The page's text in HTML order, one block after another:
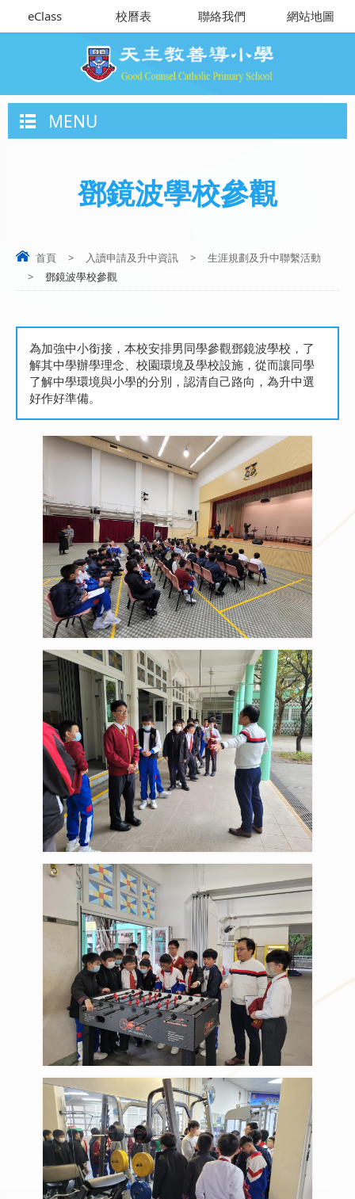
eClass 校曆表 聯絡我們 網站地圖
MENU
鄧鏡波學校參觀
首頁 > 入讀申請及升中資訊 >
生涯規劃及升中聯繫活動
>
鄧鏡波學校參觀
為加強中小銜接，本校安排男同學參觀鄧鏡波學校，了
解其中學辦學理念、校園環境及學校設施，從而讓同學
了解中學環境與小學的分別，認清自己路向，為升中選
好作好準備。